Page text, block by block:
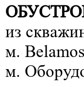
из
м.
м.